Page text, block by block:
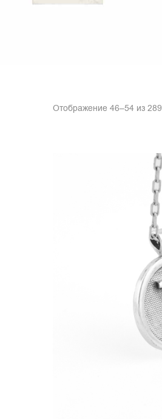
Отображение 46–54 из 289